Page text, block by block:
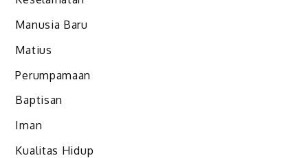
Manusia Baru
Matius
Perumpamaan
Baptisan
Iman
Kualitas Hidup